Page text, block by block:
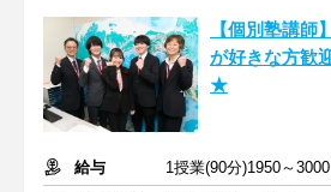
【個別塾講
が好きな方歓
★
給与
1授業(90分)1950～